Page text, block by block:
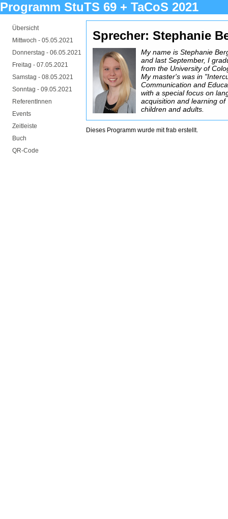
Programm StuTS 69 + TaCoS 2021
Übersicht
Mittwoch - 05.05.2021
Donnerstag - 06.05.2021
Freitag - 07.05.2021
Samstag - 08.05.2021
Sonntag - 09.05.2021
ReferentInnen
Events
Zeitleiste
Buch
QR-Code
Sprecher: Stephanie
My name is Stephanie
and last September, I
from the University of
My master's was in
Communication and
with a special focus on
acquisition and learning of
children and adults.
Dieses Programm wurde mitfrab erstellt.